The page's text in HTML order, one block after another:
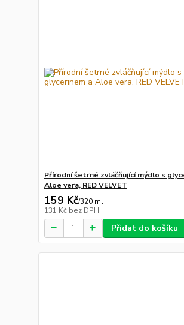
Přírodní šetrné zvláčňující mýdlo s
Aloe vera, RED VELVET
159 Kč/320 ml
131 Kč bez DPH
Přidat do košíku